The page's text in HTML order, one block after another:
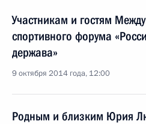
Участникам и гостям
спортивного форума
держава»
9 октября 2014 года, 12:00
Родным и близким Юрия